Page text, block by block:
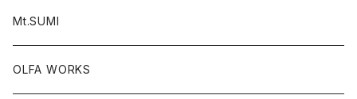
Mt.SUMI
OLFA WORKS